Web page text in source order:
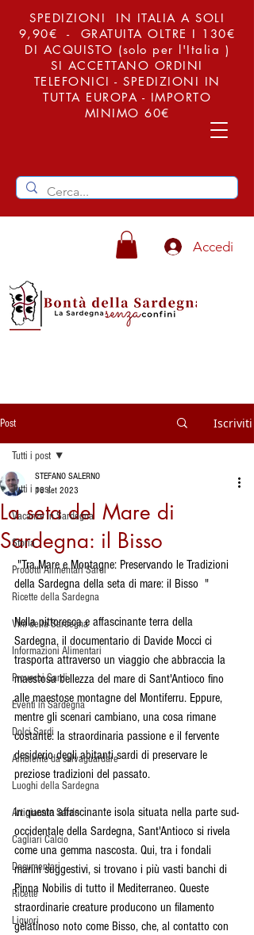
SPEDIZIONI IN ITALIA A SOLI
9,90€ - GRATUITA OLTRE I 130€
DI ACQUISTO (solo per l'Italia )
SI ACCETTANO ORDINI
TELEFONICI - SPEDIZIONI IN
TUTTA EUROPA - IMPORTO
MINIMO 60€
Accedi
Post Iscriviti
Tutti i post
Vacanze in Sardegna
Storia
Prodotti Alimentari Sardi
Ricette della Sardegna
Vini della Sardegna
Informazioni Alimentari
Proverbi Sardi
Eventi in Sardegna
Dolci Sardi
Ambiente da salvaguardare
Luoghi della Sardegna
Artigianato Sardo
Cagliari Calcio
Documentari
Ricette
Liquori
Tutti i post
La seta del Mare di
Sardegna: il Bisso
STEFANO SALERNO
18 set 2023
"Tra Mare e Montagne: Preservando le Tradizioni
della Sardegna della seta di mare: il Bisso  "
Nella pittoresca e affascinante terra della
Sardegna, il documentario di Davide Mocci ci
trasporta attraverso un viaggio che abbraccia la
maestosa bellezza del mare di Sant'Antioco fino
alle maestose montagne del Montiferru. Eppure,
mentre gli scenari cambiano, una cosa rimane
costante: la straordinaria passione e il fervente
desiderio degli abitanti sardi di preservare le
preziose tradizioni del passato.
In questa affascinante isola situata nella parte sud-
occidentale della Sardegna, Sant'Antioco si rivela
come una gemma nascosta. Qui, tra i fondali
marini suggestivi, si trovano i più vasti banchi di
Pinna Nobilis di tutto il Mediterraneo. Queste
straordinarie creature producono un filamento
gelatinoso noto come Bisso, che, al contatto con